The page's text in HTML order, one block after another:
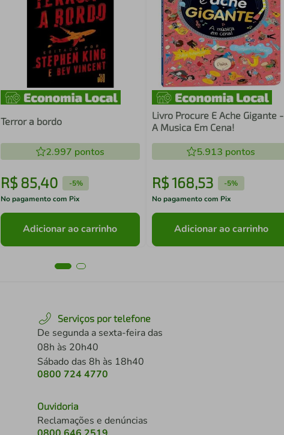
Terror a bordo
2.997 pontos
R$85,40 -5%
No pagamento com Pix
Adicionar ao carrinho
Livro Procure E Ache Gigante -
A Musica Em Cena!
5.913 pontos
R$168,53 -5%
No pagamento com Pix
Adicionar ao carrinho
Serviços por telefone
De segunda a sexta-feira das
08h às 20h40
Sábado das 8h às 18h40
0800 724 4770
Ouvidoria
Reclamações e denúncias